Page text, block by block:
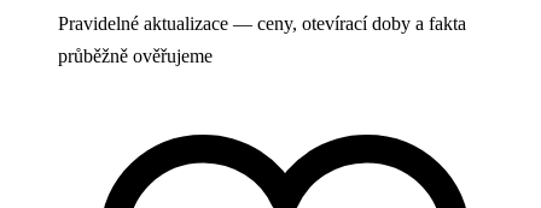
Pravidelné aktualizace — ceny, otevírací doby a fakta
průběžně ověřujeme